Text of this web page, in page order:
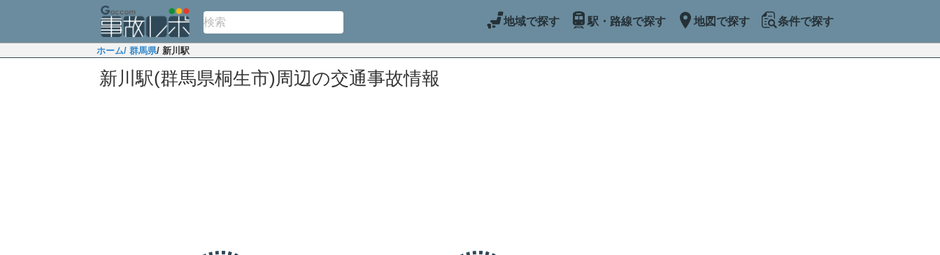
地域で探す 駅・路線で探す 地図で探す 条件で探す
ホーム/ 群馬県/ 新川駅
新川駅(群馬県桐生市)周辺の交通事故情報